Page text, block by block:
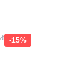
₫ -15%